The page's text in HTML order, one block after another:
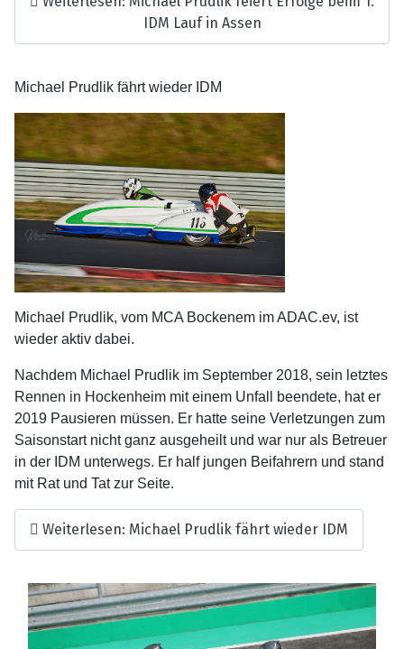
IDM Lauf in Assen
Michael Prudlik fährt wieder IDM
Michael Prudlik, vom MCA Bockenem im ADAC.ev, ist
wieder aktiv dabei.
Nachdem Michael Prudlik im September 2018, sein letztes
Rennen in Hockenheim mit einem Unfall beendete, hat er
2019 Pausieren müssen. Er hatte seine Verletzungen zum
Saisonstart nicht ganz ausgeheilt und war nur als Betreuer
in der IDM unterwegs. Er half jungen Beifahrern und stand
mit Rat und Tat zur Seite.
Weiterlesen: Michael Prudlik fährt wieder IDM